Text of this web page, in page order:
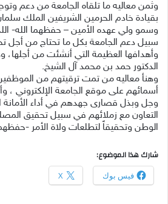
وثمن معاليه ما تلقاه الجامعة من دعم
بقيادة خادم الحرمين الشريفين الملك
وسمو ولي عهده الأمين – حفظهما الله-
سبيل دعم الجامعة بكل ما تحتاج من أجل
وأهدافها العظيمة التي أنشئت من أجلها،
الدكتور حمد بن محمد آل الشيخ.
وهنأ معاليه من تمت ترقيتهم من
أسمائهم على موقع الجامعة الإلكتروني ،
وجل وبذل قصارى جهدهم في أداء
التعاون مع زملائهم في سبيل تحقيق
الوطن وتحقيقاً لتطلعات ولاة الأمر -
شارك هذا الموضوع:
فيس بوك X